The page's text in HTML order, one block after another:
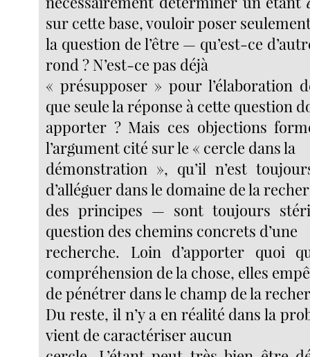
sur cette base, vouloir poser
la question de l’être — qu’est-ce
rond ? N’est-ce pas déjà
« présupposer » pour l’élaboration
que seule la réponse à cette question
apporter ? Mais ces objections
l’argument cité sur le « cercle dans la
démonstration », qu’il n’est
d’alléguer dans le domaine de la
des principes — sont toujours
question des chemins concrets d’une
recherche. Loin d’apporter quoi
compréhension de la chose, elles
de pénétrer dans le champ de la
Du reste, il n’y a en réalité dans la
vient de caractériser aucun